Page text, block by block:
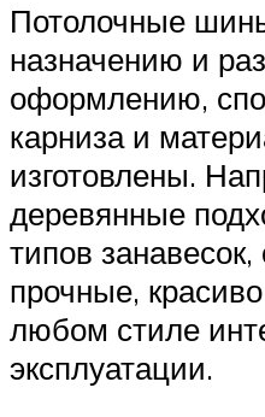
Потолочные
назначению и
оформлению,
карниза и
изготовлены.
деревянные
типов
прочные,
любом стиле
эксплуатации.